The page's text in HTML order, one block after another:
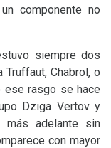
componente no
siempre dos
Chabrol, o
ese rasgo se hace
Dziga Vertov y
más adelante sin
con mayor